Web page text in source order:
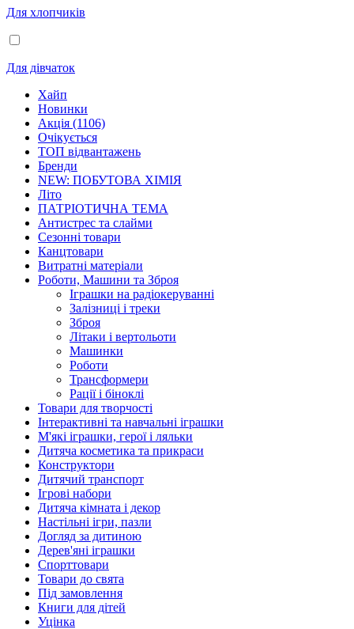
Для хлопчиків
Для дівчаток
Хайп
Новинки
Акція (1106)
Очікується
ТОП відвантажень
Бренди
NEW: ПОБУТОВА ХІМІЯ
Літо
ПАТРІОТИЧНА ТЕМА
Антистрес та слайми
Сезонні товари
Канцтовари
Витратні матеріали
Роботи, Машини та Зброя
Іграшки на радіокеруванні
Залізниці і треки
Зброя
Літаки і вертольоти
Машинки
Роботи
Трансформери
Рації і біноклі
Товари для творчості
Інтерактивні та навчальні іграшки
М'які іграшки, герої і ляльки
Дитяча косметика та прикраси
Конструктори
Дитячий транспорт
Ігрові набори
Дитяча кімната і декор
Настільні ігри, пазли
Догляд за дитиною
Дерев'яні іграшки
Спорттовари
Товари до свята
Під замовлення
Книги для дітей
Уцінка